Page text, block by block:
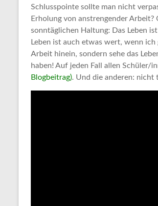
Schlusspointe sollte man nicht
Erholung von anstrengender
sonntäglichen Haltung: Das Leben
Leben ist auch etwas wert, wenn
Arbeit hinein, sondern sehe das
haben! Auf jeden Fall allen Schüler/
Blogbeitrag). Und die anderen: nicht